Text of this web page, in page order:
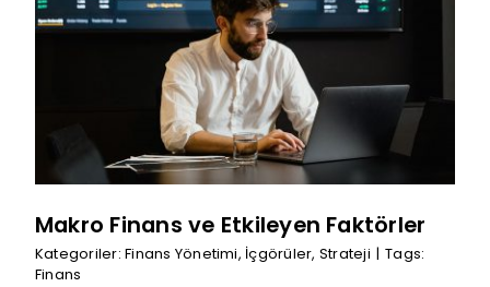
Makro Finans ve Etkileyen Faktörler
Kategoriler:Finans Yönetimi, İçgörüler, Strateji | Tags:
Finans